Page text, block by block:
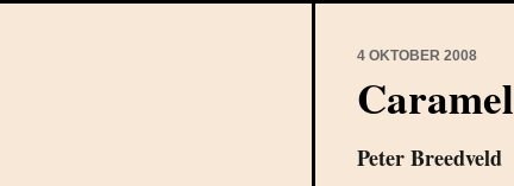
4 OKTOBER 2008
Caramel
Peter Breedveld